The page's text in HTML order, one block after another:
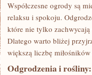
I
ROŚLINY:
TRENDY
W
NOWOCZESNYCH
OGRODACH
Współczesne ogrody są
⁣relaksu i spokoju.
które nie tylko
Dlatego warto bliżej⁢
większą liczbę
Odgrodzenia i